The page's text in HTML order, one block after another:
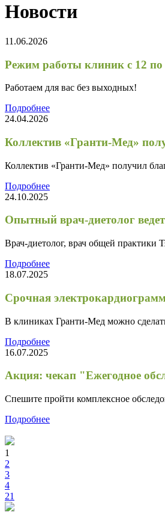
Новости
11.06.2026
Режим работы клиник с 12
Работаем для вас без выходных!
Подробнее
24.04.2026
Коллектив «Гранти-Мед»
Коллектив «Гранти-Мед» получил
Подробнее
24.10.2025
Опытный врач-диетолог
Врач-диетолог, врач общей практики
Подробнее
18.07.2025
Срочная
В клиниках Гранти-Мед можно
Подробнее
16.07.2025
Акция: чекап "Ежегодное
Спешите пройти комплексное
Подробнее
1
2
3
4
21